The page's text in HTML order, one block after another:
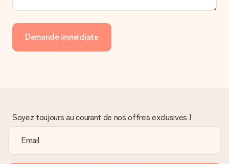
Demande immédiate
Soyez toujours au courant de nos offres exclusives !